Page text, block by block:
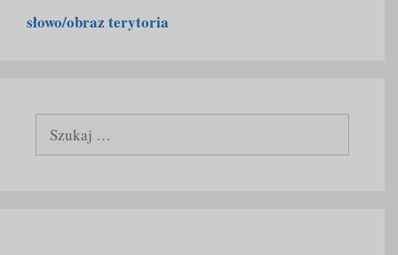
słowo/obraz terytoria